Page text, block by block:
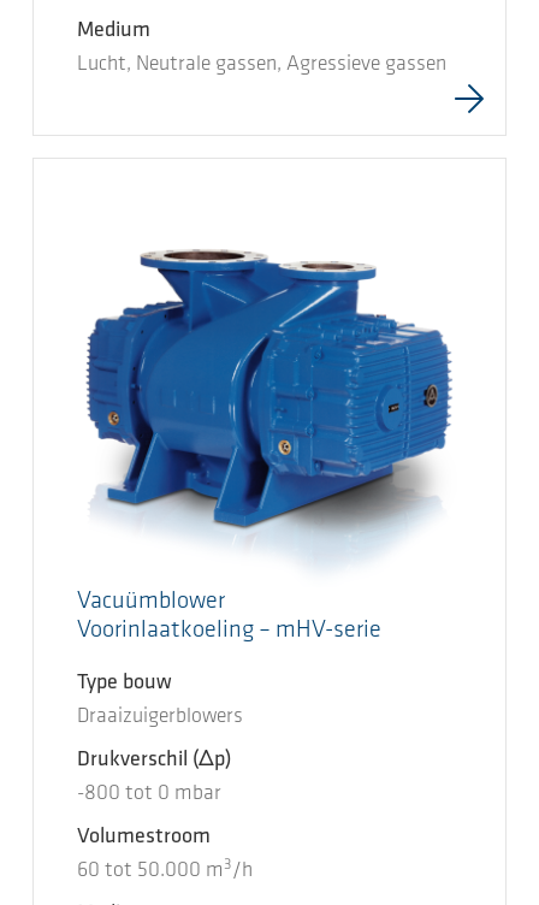
Medium
Lucht, Neutrale gassen, Agressieve gassen
Vacuümblower
Voorinlaatkoeling – mHV-serie
Type bouw
Draaizuigerblowers
Drukverschil (Δp)
-800 tot 0 mbar
Volumestroom
60 tot 50.000 m 3 /h